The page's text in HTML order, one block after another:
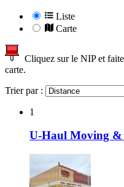
Liste
Carte
Cliquez sur le NIP et
carte.
Trier par :
1
U-Haul Moving &